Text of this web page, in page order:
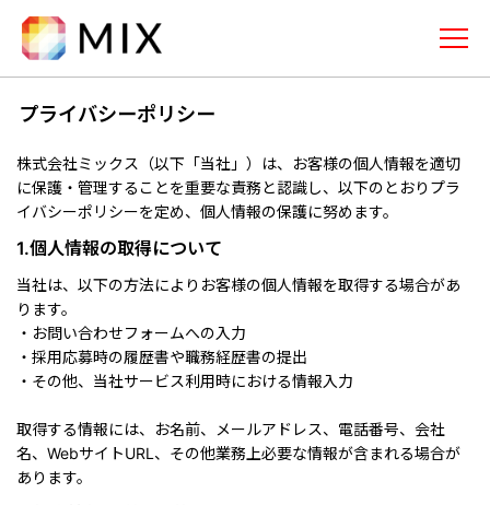
事業内容
広告配信ネットワーク(DSP/SSP)
「MIX-AD」
サイトM&Aサービス「MIX-M&A」
企業情報
採用情報
プライバシーポリシー
株式会社ミックス（以下「当社」）は、お客様の個人情報を適切
に保護・管理することを重要な責務と認識し、以下のとおりプラ
イバシーポリシーを定め、個人情報の保護に努めます。
1.個人情報の取得について
当社は、以下の方法によりお客様の個人情報を取得する場合があ
ります。
・お問い合わせフォームへの入力
・採用応募時の履歴書や職務経歴書の提出
・その他、当社サービス利用時における情報入力
取得する情報には、お名前、メールアドレス、電話番号、会社
名、WebサイトURL、その他業務上必要な情報が含まれる場合が
あります。